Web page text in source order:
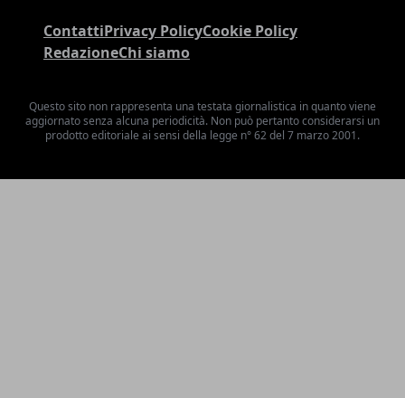
ContattiPrivacy PolicyCookie Policy
RedazioneChi siamo
Questo sito non rappresenta una testata giornalistica in quanto viene
aggiornato senza alcuna periodicità. Non può pertanto considerarsi un
prodotto editoriale ai sensi della legge n° 62 del 7 marzo 2001.